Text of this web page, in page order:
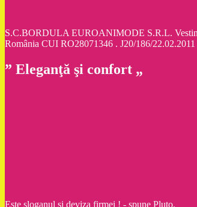
S.C.BORDULA EUROANIMODE S.R.L.
România CUI RO28071346 . J20/186/
” Eleganţă şi confort „
Este sloganul şi deviza firmei ! - spune Pluto.